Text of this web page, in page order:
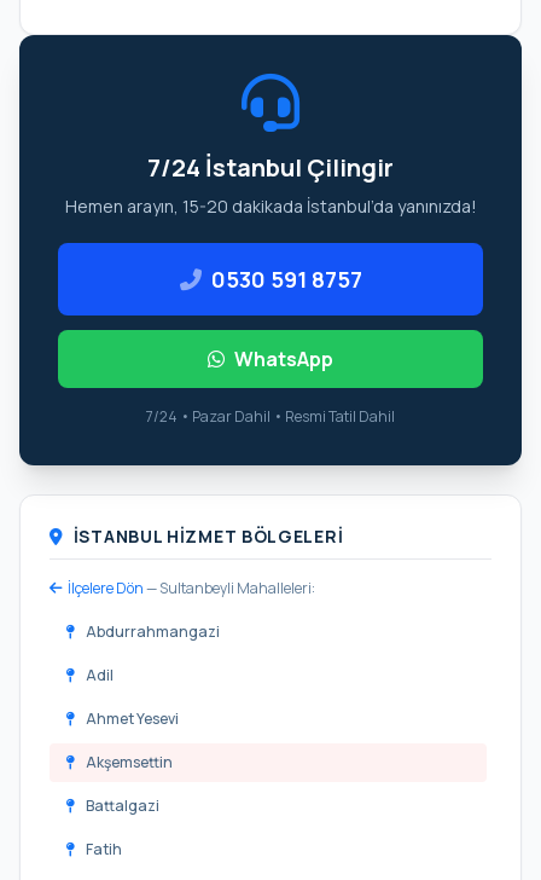
7/24 İstanbul Çilingir
Hemen arayın, 15-20 dakikada İstanbul’da yanınızda!
0530 591 8757
WhatsApp
7/24 • Pazar Dahil • Resmi Tatil Dahil
İSTANBUL HIZMET BÖLGELERI
İlçelere Dön— Sultanbeyli Mahalleleri:
Abdurrahmangazi
Adil
Ahmet Yesevi
Akşemsettin
Battalgazi
Fatih